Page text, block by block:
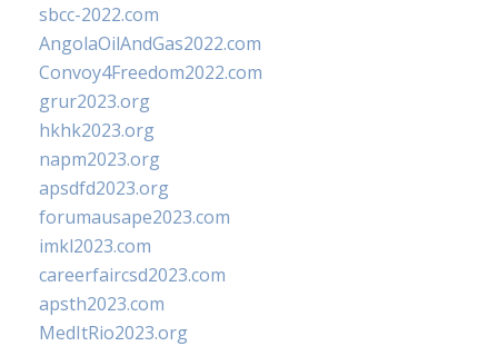
sbcc-2022.com
AngolaOilAndGas2022.com
Convoy4Freedom2022.com
grur2023.org
hkhk2023.org
napm2023.org
apsdfd2023.org
forumausape2023.com
imkl2023.com
careerfaircsd2023.com
apsth2023.com
MedItRio2023.org